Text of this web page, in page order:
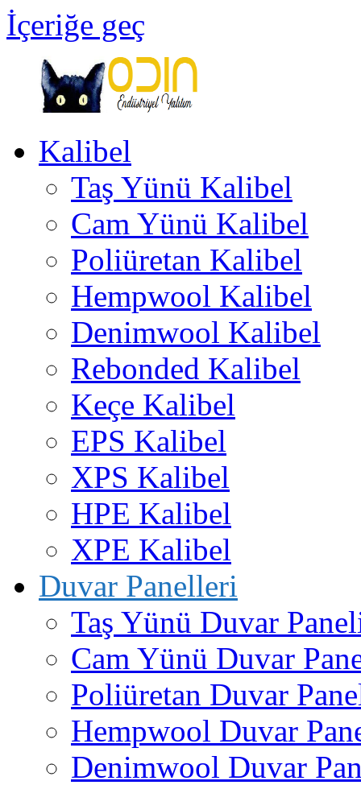
İçeriğe geç
Odin
EndüstriyelKalibel
Taş Yünü Kalibel
Cam Yünü Kalibel
Poliüretan Kalibel
Hempwool Kalibel
Denimwool Kalibel
Rebonded Kalibel
Keçe Kalibel
EPS Kalibel
XPS Kalibel
HPE Kalibel
XPE Kalibel
Duvar Panelleri
Taş Yünü Duvar
Cam Yünü Duvar
Poliüretan Duvar
Hempwool Duvar
Denimwool Duvar